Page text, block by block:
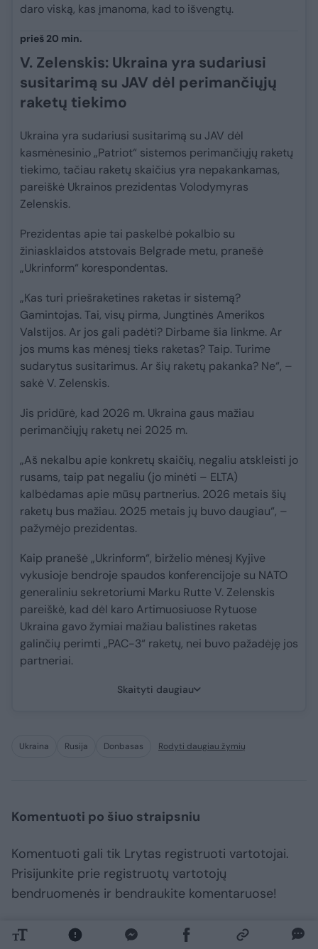
daro viską, kas įmanoma, kad to išvengtų.
prieš 20 min.
V. Zelenskis: Ukraina yra sudariusi
susitarimą su JAV dėl perimančiųjų
raketų tiekimo
Ukraina yra sudariusi susitarimą su JAV dėl
kasmėnesinio „Patriot“ sistemos perimančiųjų raketų
tiekimo, tačiau raketų skaičius yra nepakankamas,
pareiškė Ukrainos prezidentas Volodymyras
Zelenskis.
Prezidentas apie tai paskelbė pokalbio su
žiniasklaidos atstovais Belgrade metu, pranešė
„Ukrinform“ korespondentas.
„Kas turi priešraketines raketas ir sistemą?
Gamintojas. Tai, visų pirma, Jungtinės Amerikos
Valstijos. Ar jos gali padėti? Dirbame šia linkme. Ar
jos mums kas mėnesį tieks raketas? Taip. Turime
sudarytus susitarimus. Ar šių raketų pakanka? Ne“, –
sakė V. Zelenskis.
Jis pridūrė, kad 2026 m. Ukraina gaus mažiau
perimančiųjų raketų nei 2025 m.
„Aš nekalbu apie konkretų skaičių, negaliu atskleisti jo
rusams, taip pat negaliu (jo minėti – ELTA)
kalbėdamas apie mūsų partnerius. 2026 metais šių
raketų bus mažiau. 2025 metais jų buvo daugiau“, –
pažymėjo prezidentas.
Kaip pranešė „Ukrinform“, birželio mėnesį Kyjive
vykusioje bendroje spaudos konferencijoje su NATO
generaliniu sekretoriumi Marku Rutte V. Zelenskis
pareiškė, kad dėl karo Artimuosiuose Rytuose
Ukraina gavo žymiai mažiau balistines raketas
galinčių perimti „PAC-3“ raketų, nei buvo pažadėję jos
partneriai.
Skaityti daugiau
Ukraina Rusija Donbasas Rodyti daugiau žymių
Komentuoti po šiuo straipsniu
Komentuoti gali tik Lrytas registruoti vartotojai.
Prisijunkite prie registruotų vartotojų
bendruomenės ir bendraukite komentaruose!
Rodyti komentarus